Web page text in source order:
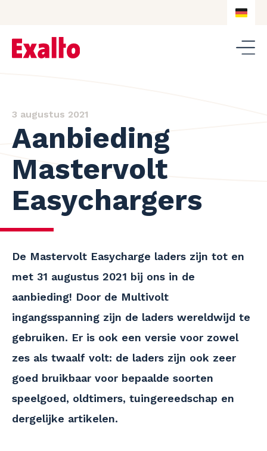
DE
3 augustus 2021
Aanbieding
Mastervolt
Easychargers
De Mastervolt Easycharge laders zijn tot en
met 31 augustus 2021 bij ons in de
aanbieding! Door de Multivolt
ingangsspanning zijn de laders wereldwijd te
gebruiken. Er is ook een versie voor zowel
zes als twaalf volt: de laders zijn ook zeer
goed bruikbaar voor bepaalde soorten
speelgoed, oldtimers, tuingereedschap en
dergelijke artikelen.